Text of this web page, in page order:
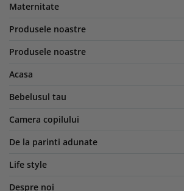
Maternitate
Produsele noastre
Produsele noastre
Acasa
Bebelusul tau
Camera copilului
De la parinti adunate
Life style
Despre noi